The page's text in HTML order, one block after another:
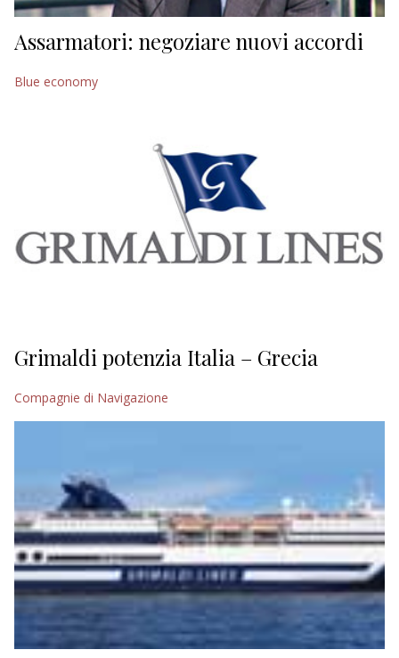
CULTURA
NAUTICA
Assarmatori: negoziare nuovi accordi
Blue economy
Grimaldi potenzia Italia – Grecia
Compagnie di Navigazione